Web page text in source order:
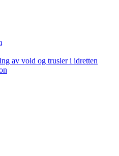
av vold og trusler i idretten